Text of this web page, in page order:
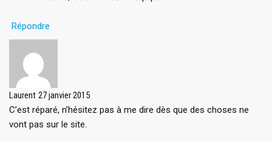
Répondre
Laurent 27 janvier 2015
C’est réparé, n’hésitez pas à me dire dès que des choses ne
vont pas sur le site.